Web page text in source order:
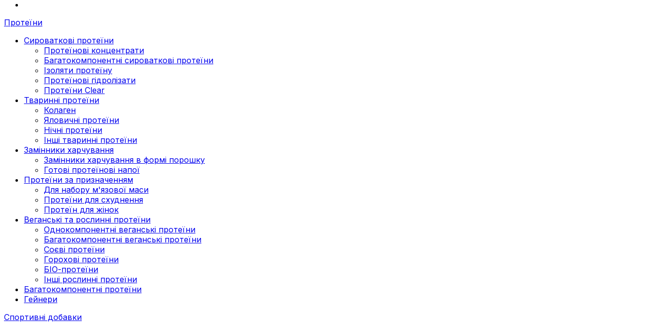
Протеїни
Сироваткові протеїни
Протеїнові концентрати
Багатокомпонентні сироваткові протеїни
Ізоляти протеїну
Протеїнові гідролізати
Протеїни Clear
Тваринні протеїни
Колаген
Яловичні протеїни
Нічні протеїни
Інші тваринні протеїни
Замінники харчування
Замінники харчування в формі порошку
Готові протеїнові напої
Протеїни за призначенням
Для набору м'язової маси
Протеїни для схуднення
Протеїн для жінок
Веганські та рослинні протеїни
Однокомпонентні веганські протеїни
Багатокомпонентні веганські протеїни
Cоєві протеїни
Горохові протеїни
БІО-протеїни
Інші рослинні протеїни
Багатокомпонентні протеїни
Гейнери
Спортивні добавки